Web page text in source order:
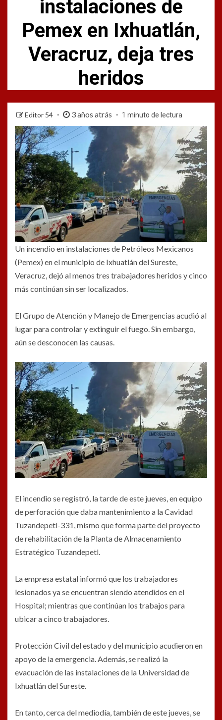
instalaciones de
Pemex en Ixhuatlán,
Veracruz, deja tres
heridos
Editor 54 3 años atrás 1 minuto de lectura
Un incendio en instalaciones de Petróleos Mexicanos
(Pemex) en el municipio de Ixhuatlándel Sureste,
Veracruz, dejó al menos tres trabajadores heridos y cinco
más continúan sin ser localizados.
El Grupo de Atención y Manejo de Emergencias acudió al
lugar para controlar y extinguir el fuego. Sin embargo,
aún se desconocen las causas.
El incendio se registró, la tarde de este jueves, en equipo
de perforación que daba mantenimiento a la Cavidad
Tuzandepetl-331, mismo que forma parte del proyecto
de rehabilitación de la Planta de Almacenamiento
Estratégico Tuzandepetl.
La empresa estatal informó que los trabajadores
lesionados ya se encuentran siendo atendidos en el
Hospital; mientras que continúan los trabajos para
ubicar a cinco trabajadores.
Protección Civil del estado y del municipio acudieron en
apoyo de la emergencia. Además, se realizó la
evacuación de las instalaciones de la Universidad de
Ixhuatlán del Sureste.
En tanto, cerca del mediodía, también de este jueves, se